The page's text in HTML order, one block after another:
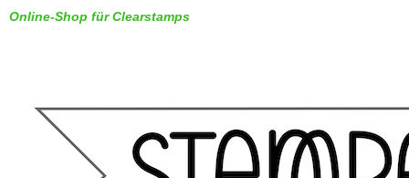
Online-Shop für Clearstamps